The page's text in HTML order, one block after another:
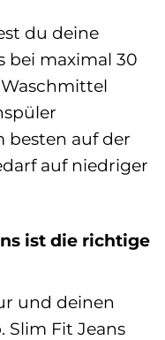
du deine
bei maximal 30
besten auf der
auf niedriger
ist die richtige
und deinen
Slim Fit Jeans